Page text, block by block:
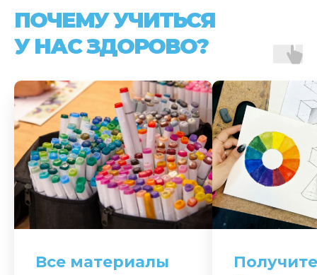
ПОЧЕМУ УЧИТЬСЯ
У НАС ЗДОРОВО?
Все материалы
Получите